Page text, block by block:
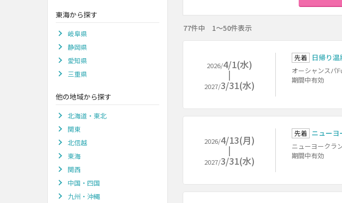
77件中 1～50件表示
2026/4/1(水)
2027/3/31(水)
先着 日帰り温
オーシャンスパ
期間中有効
2026/4/13(月)
2027/3/31(水)
先着 ニューヨ
ニューヨークラ
期間中有効
東海から探す
岐阜県
静岡県
愛知県
三重県
他の地域から探す
北海道・東北
関東
北信越
東海
関西
中国・四国
九州・沖縄